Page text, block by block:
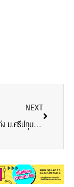
NEXT
SPU : 2 นศ.เก่ง ม.ศรีปทุม รับมอบทุนเรียนดี โมเดอร์นฟอร์ม“60